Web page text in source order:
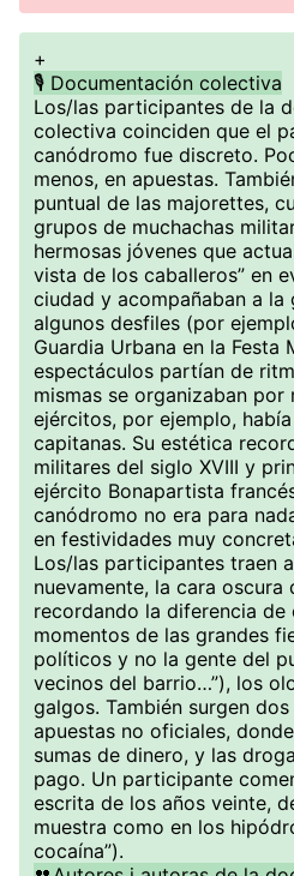
+
🎙️ Documentación colectiva
Los/las participantes de la
colectiva coinciden que el
canódromo fue discreto.
menos, en apuestas.
puntual de las majorettes,
grupos de muchachas
hermosas jóvenes que
vista de los caballeros” en
ciudad y acompañaban a la
algunos desfiles (por
Guardia Urbana en la Festa
espectáculos partían de
mismas se organizaban
ejércitos, por ejemplo,
capitanas. Su estética
militares del siglo XVIII y
ejército Bonapartista
canódromo no era para
en festividades muy
Los/las participantes traen
nuevamente, la cara oscura
recordando la diferencia de
momentos de las grandes
políticos y no la gente del
vecinos del barrio…”), los
galgos. También surgen
apuestas no oficiales,
sumas de dinero, y las
pago. Un participante
escrita de los años veinte,
muestra como en los
cocaína”).